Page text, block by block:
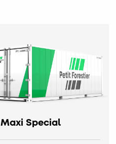
Maxi Special